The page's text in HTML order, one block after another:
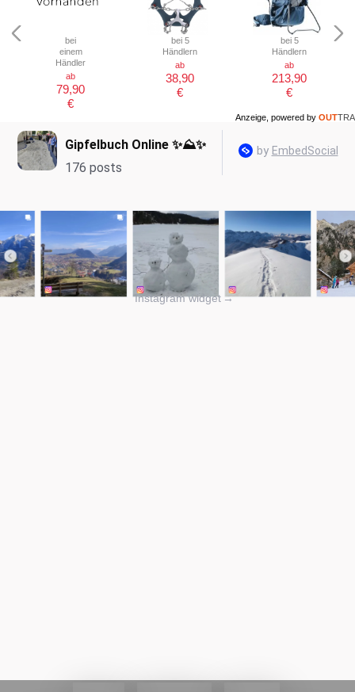
bei
einem
Händler
ab
79,90
€
bei 5
Händlern
ab
38,90
€
bei 5
Händlern
ab
213,90
€
Anzeige, powered by OUTTRA
Instagram widget →